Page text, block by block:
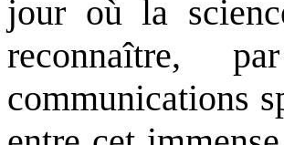
jour où la
reconnaître,
communications